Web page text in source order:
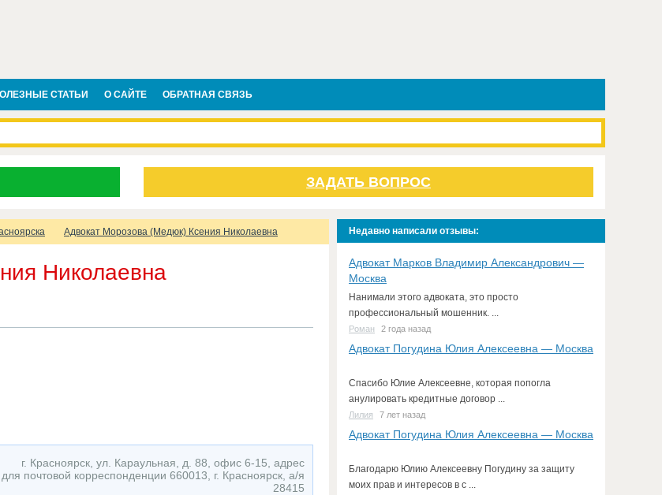
СТАТЬИ О САЙТЕ ОБРАТНАЯ СВЯЗЬ
ЗАДАТЬ ВОПРОС
Адвокат Морозова (Медюк) Ксения Николаевна
Николаевна
г. Красноярск, ул. Караульная, д. 88, офис 6-15, адрес
для почтовой корреспонденции 660013, г. Красноярск, а/я
28415
Недавно написали отзывы:
Адвокат Марков Владимир Александрович —
Москва
Нанимали этого адвоката, это просто
профессиональный мошенник. ...
Роман 2 года назад
Адвокат Погудина Юлия Алексеевна — Москва
Спасибо Юлие Алексеевне, которая попогла
анулировать кредитные договор ...
Лилия 7 лет назад
Адвокат Погудина Юлия Алексеевна — Москва
Благодарю Юлию Алексеевну Погудину за защиту
моих прав и интересов в с ...